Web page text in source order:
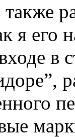
я его
в